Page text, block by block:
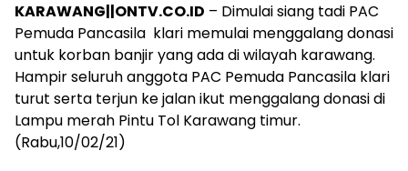
KARAWANG||ONTV.CO.ID – Dimulai siang tadi PAC
Pemuda Pancasila klari memulai menggalang donasi
untuk korban banjir yang ada di wilayah karawang.
Hampir seluruh anggota PAC Pemuda Pancasila klari
turut serta terjun ke jalan ikut menggalang donasi di
Lampu merah Pintu Tol Karawang timur.
(Rabu,10/02/21)